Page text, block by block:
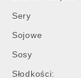
Sery
Sojowe
Sosy
Słodkości: